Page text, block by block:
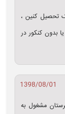
تحصیل کنین ،
بدون کنکور در
1398/08/01
مشغول به